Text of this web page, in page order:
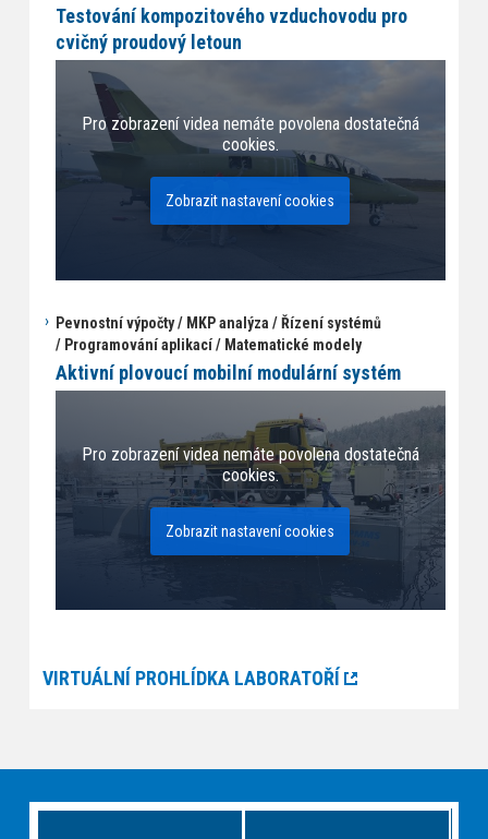
Testování kompozitového vzduchovodu pro
cvičný proudový letoun
Pro zobrazení videa nemáte povolena dostatečná
cookies.
Zobrazit nastavení cookies
Pevnostní výpočty / MKP analýza / Řízení systémů
/ Programování aplikací / Matematické modely
Aktivní plovoucí mobilní modulární systém
Pro zobrazení videa nemáte povolena dostatečná
cookies.
Zobrazit nastavení cookies
VIRTUÁLNÍ PROHLÍDKA LABORATOŘÍ